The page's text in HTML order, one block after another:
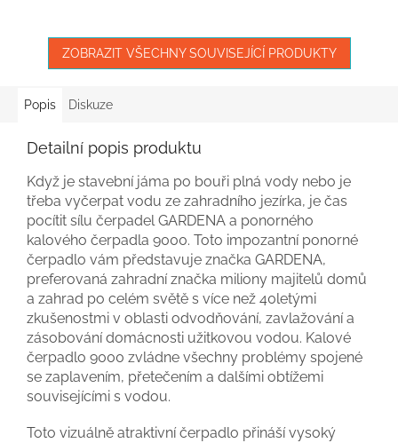
ZOBRAZIT VŠECHNY SOUVISEJÍCÍ PRODUKTY
Popis Diskuze
Detailní popis produktu
Když je stavební jáma po bouři plná vody nebo je
třeba vyčerpat vodu ze zahradního jezírka, je čas
pocítit sílu čerpadel GARDENA a ponorného
kalového čerpadla 9000. Toto impozantní ponorné
čerpadlo vám představuje značka GARDENA,
preferovaná zahradní značka miliony majitelů domů
a zahrad po celém světě s více než 40letými
zkušenostmi v oblasti odvodňování, zavlažování a
zásobování domácnosti užitkovou vodou. Kalové
čerpadlo 9000 zvládne všechny problémy spojené
se zaplavením, přetečením a dalšími obtížemi
souvisejícími s vodou.
Toto vizuálně atraktivní čerpadlo přináší vysoký